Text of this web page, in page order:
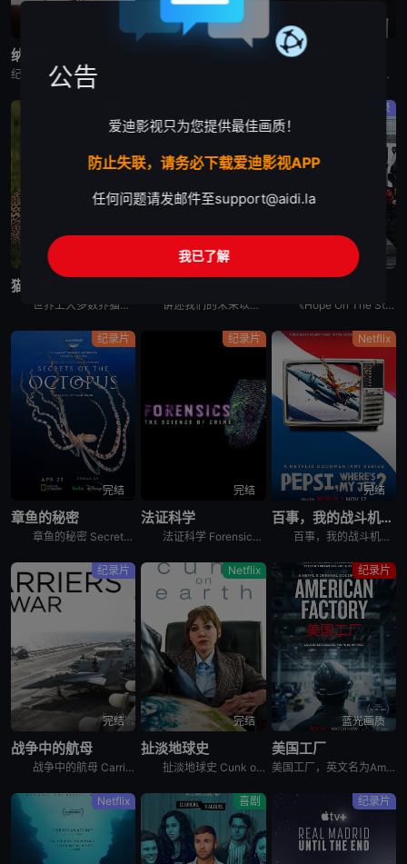
已完结
纳达尔
完结
东京审判
围绕着東京审判这一重要历史事件, 本片除了讲述过程外, 更重要的还是提出了一系列国际法法律问题和伦理道德疑问, 如事后法问题, 战争罪的有無, 以及个人辩护和国家辩护的选择和远东国际法庭战犯的选择
猫之魂
世界上大多数养猫的人都能通过宠物的眼睛窥见动物的野性。这部纪录片着眼于家猫和它们的野生表亲们，以及它们的祖先之间，在行为上隐约可见的关联。镜头特别勾勒出这些相似之处，并向所谓的“主人们”（如果猫真 讲述我们的未来以及我们如何重新构想它们。由著名未来学家阿里·瓦拉赫主持，邀请观众踏上一次环游世界的旅程，充满发现、希望和可能性，了解我们今天所处的位置以及接下来会发生什么。将历史、科学和意想不到的
纪录
《Hope On The Street》是防弹少年团郑号锡（j-hope）推出的同名舞蹈练习日记内容。讲述j-hope在入伍前访问日本大阪、法国巴黎、美国纽约、韩国首尔和光州，并与当地的舞蹈家通过
纪录片
完结
章鱼的秘密
章鱼的秘密 Secrets of the Octopus是2024年澳大利亚,美国纪录片。艾美奖肯定《鲸之谜》制作团队最新力作。 &nbsp; &nbsp; &nbsp; &nbsp; &nbsp
纪录片
完结
法证科学
法证科学 Forensics: The Science of Crime是2020年犯罪纪录片。《法证科学》旨在向观众展示法医学是如何帮助破获各类犯罪案件的，通过在法医研究所、大学实验室、研究中心
Netflix
完结
百事，我的战斗机呢？
百事，我的战斗机呢？ Pepsi, Where&#39;s My Jet?是2022年美国历史纪录片。When a 20-year-old attempts to win a fighter je
纪录片
完结
战争中的航母
战争中的航母 Carriers at War分集剧情：第1集，以实时跟拍的方式，展示了超级航母布什号在阿拉伯海湾战争中的优异表现，以及强大战力背后辛苦和严禁的准备工作。机组人员严苛的修检F/A -
Netflix
完结
扯淡地球史
扯淡地球史 Cunk on Earth是2022年英国喜剧纪录片。Follows Philomena Cunk as she comically tells the story of our gr
纪录片
蓝光画质
美国工厂
美国工厂，英文名为American Factory，是2019年上映的美国纪录片电影。
Netflix 喜剧 纪录片
公告
爱迪影视只为您提供最佳画质！
防止失联，请务必下载爱迪影视APP
任何问题请发邮件至support@aidi.la
我已了解